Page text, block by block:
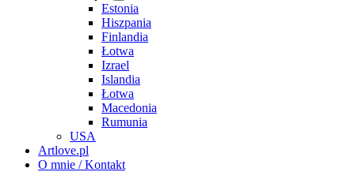
Estonia
Hiszpania
Finlandia
Łotwa
Izrael
Islandia
Łotwa
Macedonia
Rumunia
USA
Artlove.pl
O mnie / Kontakt